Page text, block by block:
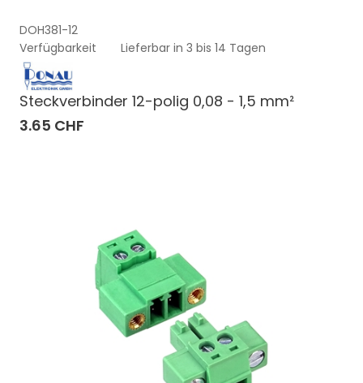
DOH381-12
Verfügbarkeit
Lieferbar in 3 bis 14 Tagen
Steckverbinder 12-polig 0,08 - 1,5 mm²
3.65 CHF